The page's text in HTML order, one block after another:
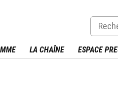
LA CHAÎNE ESPACE